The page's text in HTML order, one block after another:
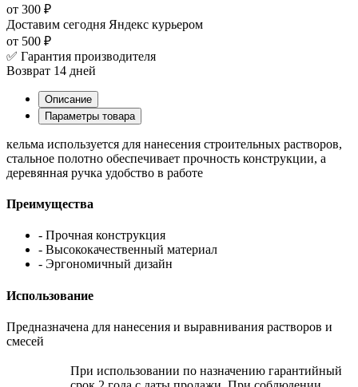
от 300 ₽
Доставим сегодня Яндекс курьером
от 500 ₽
✅ Гарантия производителя
Возврат 14 дней
Описание
Параметры товара
кельма используется для нанесения строительных растворов,
стальное полотно обеспечивает прочность конструкции, а
деревянная ручка удобство в работе
Преимущества
- Прочная конструкция
- Высококачественный материал
- Эргономичный дизайн
Использование
Предназначена для нанесения и выравнивания растворов и
смесей
При использовании по назначению гарантийный